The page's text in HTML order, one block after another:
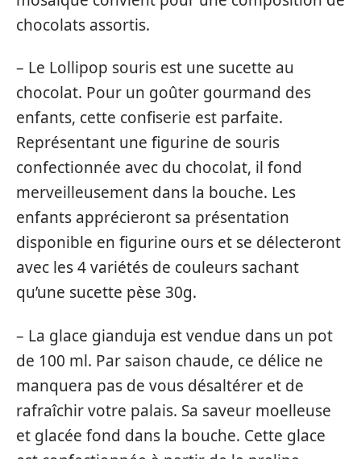
chocolats assortis.
– Le Lollipop souris est une sucette au
chocolat. Pour un goûter gourmand des
enfants, cette confiserie est parfaite.
Représentant une figurine de souris
confectionnée avec du chocolat, il fond
merveilleusement dans la bouche. Les
enfants apprécieront sa présentation
disponible en figurine ours et se délecteront
avec les 4 variétés de couleurs sachant
qu’une sucette pèse 30g.
– La glace gianduja est vendue dans un pot
de 100 ml. Par saison chaude, ce délice ne
manquera pas de vous désaltérer et de
rafraîchir votre palais. Sa saveur moelleuse
et glacée fond dans la bouche. Cette glace